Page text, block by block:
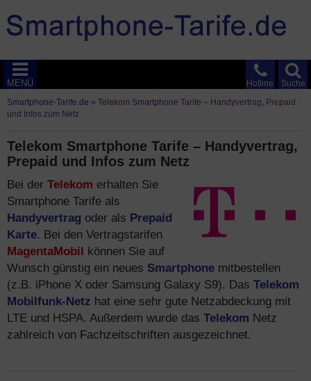
Suche
Hotline
MENÜ
Smartphone-Tarife.de » Telekom Smartphone Tarife – Handyvertrag, Prepaid
und Infos zum Netz
Telekom Smartphone Tarife – Handyvertrag,
Prepaid und Infos zum Netz
Bei der Telekom erhalten Sie
Smartphone Tarife als
Handyvertrag oder als Prepaid
Karte. Bei den Vertragstarifen
MagentaMobil können Sie auf
Wunsch günstig ein neues Smartphone mitbestellen
(z.B. iPhone X oder Samsung Galaxy S9). Das Telekom
Mobilfunk-Netz hat eine sehr gute Netzabdeckung mit
LTE und HSPA. Außerdem wurde das Telekom Netz
zahlreich von Fachzeitschriften ausgezeichnet.